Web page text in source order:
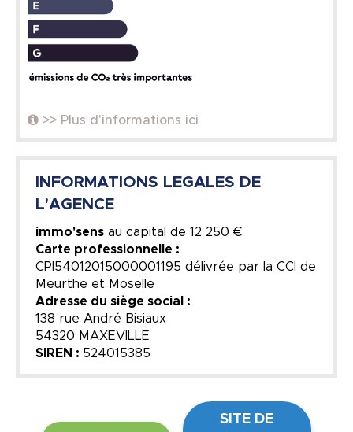
>> Plus d'informations ici
INFORMATIONS LEGALES DE
L'AGENCE
immo'sens au capital de 12 250 €
Carte professionnelle :
CPI54012015000001195 délivrée par la CCI de
Meurthe et Moselle
Adresse du siège social :
138 rue André Bisiaux
54320 MAXEVILLE
SIREN : 524015385
SITE DE